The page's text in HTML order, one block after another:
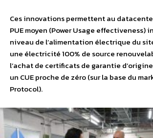
Ces innovations permettent au
PUE moyen (Power Usage effectiveness)
niveau de l’alimentation électrique du
une électricité 100% de source
l’achat de certificats de garantie
un CUE proche de zéro (sur la base du
Protocol).